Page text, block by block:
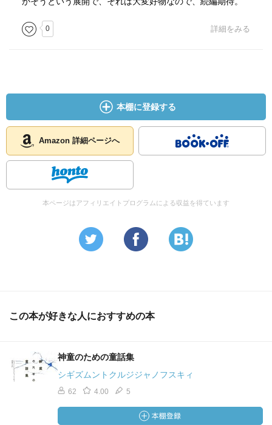
0 詳細をみる
本棚に登録する
Amazon 詳細ページへ
本ページはアフィリエイトプログラムによる収益を得ています
この本が好きな人におすすめの本
神童のための童話集
シギズムントクルジジャノフスキィ
62 4.00 5